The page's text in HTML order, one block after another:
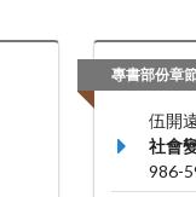
專書部份章
伍開
社會
986-